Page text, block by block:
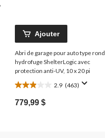
Ajouter
Abri de garage pour auto type rond
hydrofuge ShelterLogic avec
protection anti-UV, 10 x 20 pi
2.9 (463)
2.9
étoile(s)
sur
779,99 $